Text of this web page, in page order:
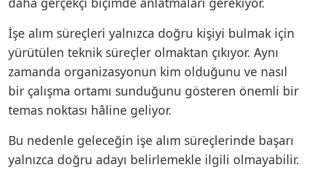
İşe alım süreçleri yalnızca doğru kişiyi bulmak için
yürütülen teknik süreçler olmaktan çıkıyor. Aynı
zamanda organizasyonun kim olduğunu ve nasıl
bir çalışma ortamı sunduğunu gösteren önemli bir
temas noktası hâline geliyor.
Bu nedenle geleceğin işe alım süreçlerinde başarı
yalnızca doğru adayı belirlemekle ilgili olmayabilir.